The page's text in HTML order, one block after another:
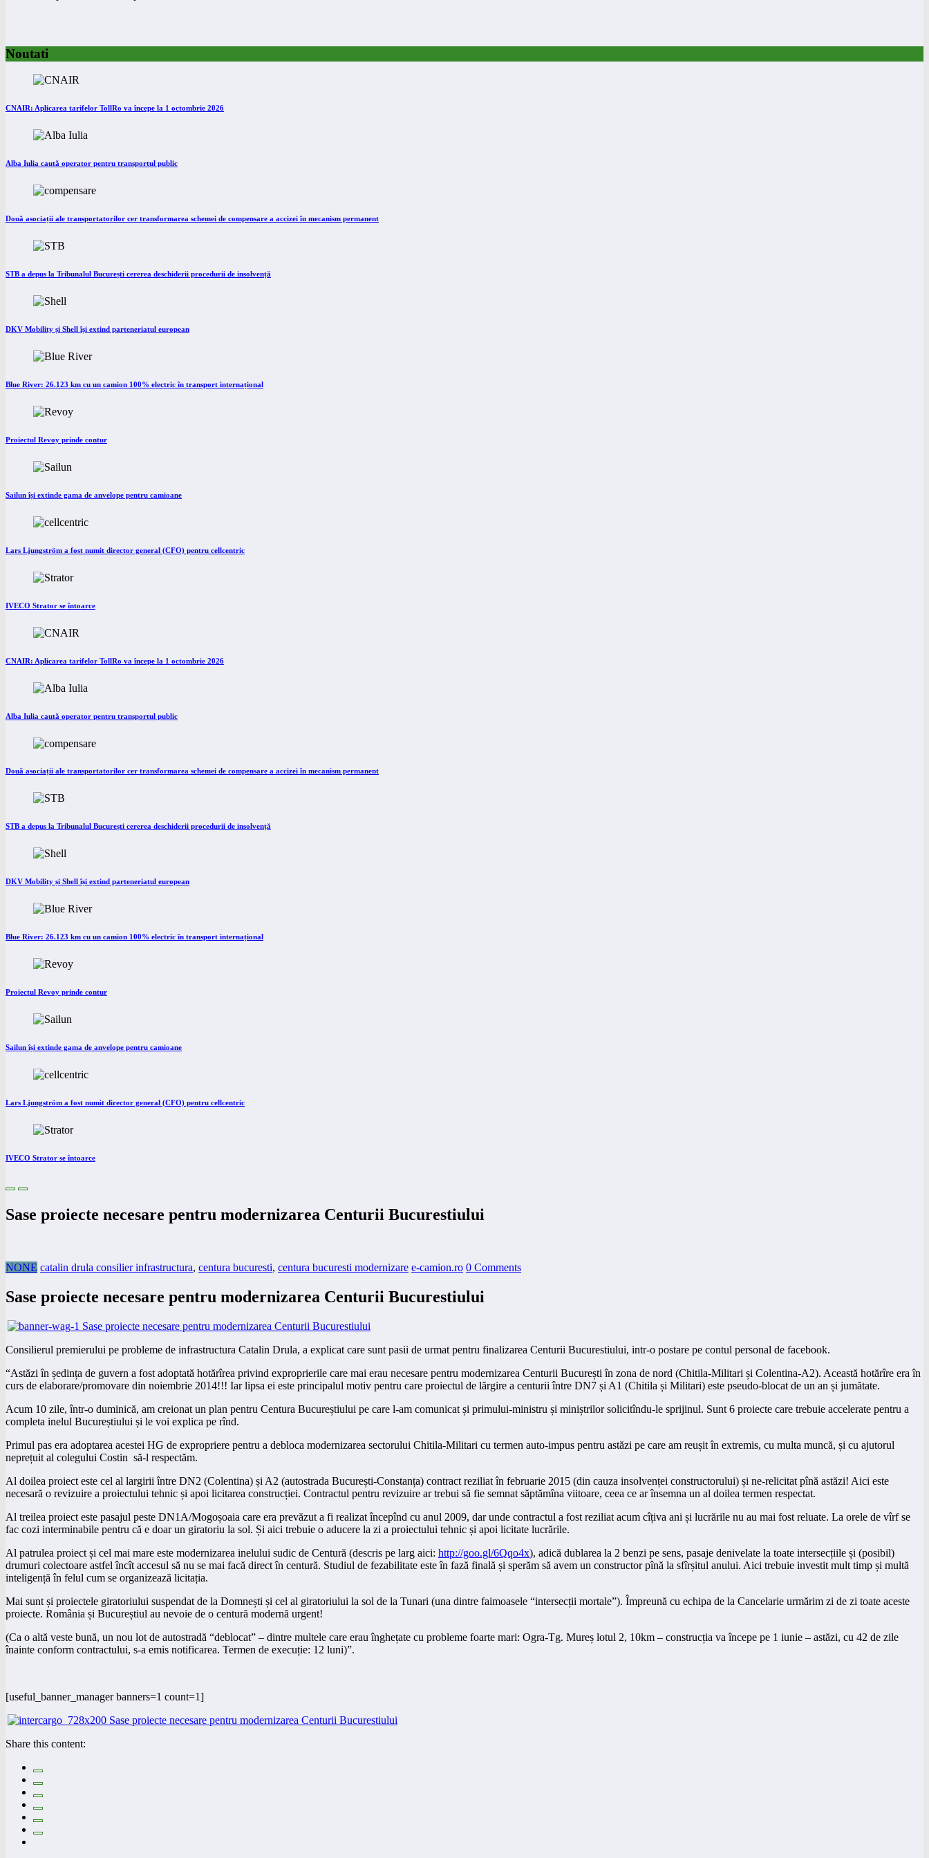
Noutati
CNAIR: Aplicarea tarifelor TollRo va începe la 1 octombrie 2026
Alba Iulia caută operator pentru transportul public
Două asociații ale transportatorilor cer transformarea schemei de compensare a accizei în mecanism permanent
STB a depus la Tribunalul București cererea deschiderii procedurii de insolvență
DKV Mobility și Shell își extind parteneriatul european
Blue River: 26.123 km cu un camion 100% electric în transport internațional
Proiectul Revoy prinde contur
Sailun își extinde gama de anvelope pentru camioane
Lars Ljungström a fost numit director general (CFO) pentru cellcentric
IVECO Strator se întoarce
CNAIR: Aplicarea tarifelor TollRo va începe la 1 octombrie 2026
Alba Iulia caută operator pentru transportul public
Două asociații ale transportatorilor cer transformarea schemei de compensare a accizei în mecanism permanent
STB a depus la Tribunalul București cererea deschiderii procedurii de insolvență
DKV Mobility și Shell își extind parteneriatul european
Blue River: 26.123 km cu un camion 100% electric în transport internațional
Proiectul Revoy prinde contur
Sailun își extinde gama de anvelope pentru camioane
Lars Ljungström a fost numit director general (CFO) pentru cellcentric
IVECO Strator se întoarce
Sase proiecte necesare pentru modernizarea Centurii Bucurestiului
NONE catalin drula consilier infrastructura, centura bucuresti, centura bucuresti modernizare e-camion.ro 0 Comments
Sase proiecte necesare pentru modernizarea Centurii Bucurestiului
Consilierul premierului pe probleme de infrastructura Catalin Drula, a explicat care sunt pasii de urmat pentru finalizarea Centurii Bucurestiului, intr-o postare pe contul personal de facebook.
“Astăzi în ședința de guvern a fost adoptată hotărîrea privind exproprierile care mai erau necesare pentru modernizarea Centurii București în zona de nord (Chitila-Militari și Colentina-A2). Această hotărîre era în
curs de elaborare/promovare din noiembrie 2014!!! Iar lipsa ei este principalul motiv pentru care proiectul de lărgire a centurii între DN7 și A1 (Chitila și Militari) este pseudo-blocat de un an și jumătate.
Acum 10 zile, într-o duminică, am creionat un plan pentru Centura Bucureștiului pe care l-am comunicat și primului-ministru și miniștrilor solicitîndu-le sprijinul. Sunt 6 proiecte care trebuie accelerate pentru a
completa inelul Bucureștiului și le voi explica pe rînd.
Primul pas era adoptarea acestei HG de expropriere pentru a debloca modernizarea sectorului Chitila-Militari cu termen auto-impus pentru astăzi pe care am reușit în extremis, cu multa muncă, și cu ajutorul
neprețuit al colegului Costin să-l respectăm.
Al doilea proiect este cel al largirii între DN2 (Colentina) și A2 (autostrada București-Constanța) contract reziliat în februarie 2015 (din cauza insolvenței constructorului) și ne-relicitat pînă astăzi! Aici este
necesară o revizuire a proiectului tehnic și apoi licitarea construcției. Contractul pentru revizuire ar trebui să fie semnat săptămîna viitoare, ceea ce ar însemna un al doilea termen respectat.
Al treilea proiect este pasajul peste DN1A/Mogoșoaia care era prevăzut a fi realizat începînd cu anul 2009, dar unde contractul a fost reziliat acum cîțiva ani și lucrările nu au mai fost reluate. La orele de vîrf se
fac cozi interminabile pentru că e doar un giratoriu la sol. Și aici trebuie o aducere la zi a proiectului tehnic și apoi licitate lucrările.
Al patrulea proiect și cel mai mare este modernizarea inelului sudic de Centură (descris pe larg aici: http://goo.gl/6Qqo4x), adică dublarea la 2 benzi pe sens, pasaje denivelate la toate intersecțiile și (posibil)
drumuri colectoare astfel încît accesul să nu se mai facă direct în centură. Studiul de fezabilitate este în fază finală și sperăm să avem un constructor pînă la sfîrșitul anului. Aici trebuie investit mult timp și multă
inteligență în felul cum se organizează licitația.
Mai sunt și proiectele giratoriului suspendat de la Domnești și cel al giratoriului la sol de la Tunari (una dintre faimoasele “intersecții mortale”). Împreună cu echipa de la Cancelarie urmărim zi de zi toate aceste
proiecte. România și Bucureștiul au nevoie de o centură modernă urgent!
(Ca o altă veste bună, un nou lot de autostradă “deblocat” – dintre multele care erau înghețate cu probleme foarte mari: Ogra-Tg. Mureș lotul 2, 10km – construcția va începe pe 1 iunie – astăzi, cu 42 de zile
înainte conform contractului, s-a emis notificarea. Termen de execuție: 12 luni)”.
[useful_banner_manager banners=1 count=1]
Share this content: